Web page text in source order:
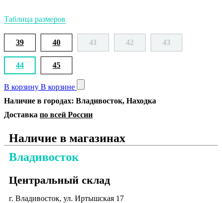
Таблица размеров
39 40 41 42 43
44 45
В корзину В корзине
Наличие в городах: Владивосток, Находка
Доставка по всей России
Наличие в магазинах
Владивосток
Центральный склад
г. Владивосток, ул. Иртышская 17